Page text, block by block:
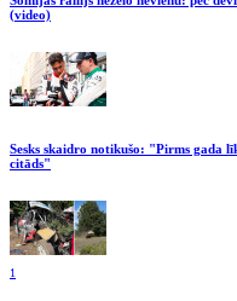
(video)
Sesks skaidro notikušo: "Pirms gada
citāds"
1